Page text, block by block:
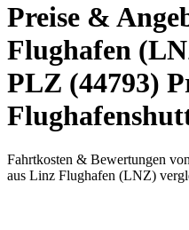
Preise &
Flughafen
PLZ (44793)
Fahrtkosten & Bewertungen
aus Linz Flughafen (LNZ)